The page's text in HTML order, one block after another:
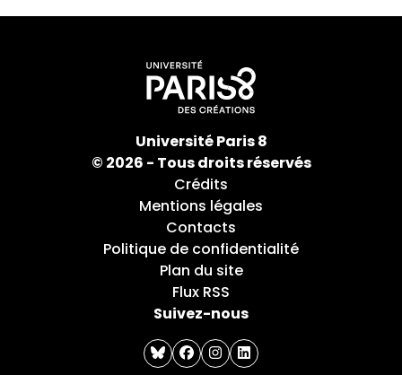
Université Paris 8
© 2026 - Tous droits réservés
Crédits
Mentions légales
Contacts
Politique de confidentialité
Plan du site
Flux RSS
Suivez-nous
blueskyfacebook
instagram
linkedin